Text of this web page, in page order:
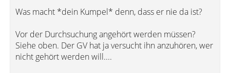
Was macht *dein Kumpel* denn, dass er nie da ist?
Vor der Durchsuchung angehört werden müssen?
Siehe oben. Der GV hat ja versucht ihn anzuhören, wer
nicht gehört werden will....